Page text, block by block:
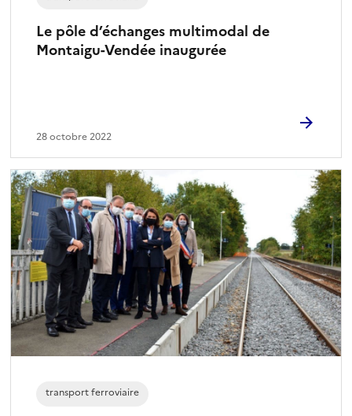
Le pôle d’échanges multimodal de
Montaigu-Vendée inaugurée
28 octobre 2022
transport ferroviaire